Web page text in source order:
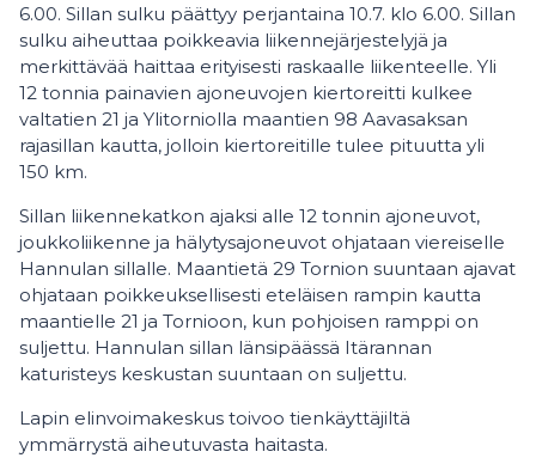
6.00. Sillan sulku päättyy perjantaina 10.7. klo 6.00. Sillan
sulku aiheuttaa poikkeavia liikennejärjestelyjä ja
merkittävää haittaa erityisesti raskaalle liikenteelle. Yli
12 tonnia painavien ajoneuvojen kiertoreitti kulkee
valtatien 21 ja Ylitorniolla maantien 98 Aavasaksan
rajasillan kautta, jolloin kiertoreitille tulee pituutta yli
150 km.
Sillan liikennekatkon ajaksi alle 12 tonnin ajoneuvot,
joukkoliikenne ja hälytysajoneuvot ohjataan viereiselle
Hannulan sillalle. Maantietä 29 Tornion suuntaan ajavat
ohjataan poikkeuksellisesti eteläisen rampin kautta
maantielle 21 ja Tornioon, kun pohjoisen ramppi on
suljettu. Hannulan sillan länsipäässä Itärannan
katuristeys keskustan suuntaan on suljettu.
Lapin elinvoimakeskus toivoo tienkäyttäjiltä
ymmärrystä aiheutuvasta haitasta.